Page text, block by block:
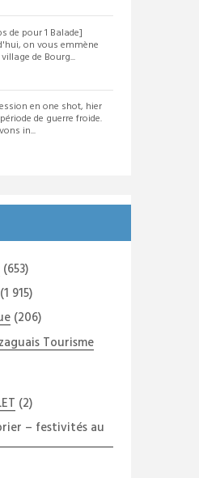
de pour 1 Balade]
on vous emmène
de Bourg...
en one shot, hier
de guerre froide.
in...
(653)
915)
(206)
Tourisme
(2)
– festivités au